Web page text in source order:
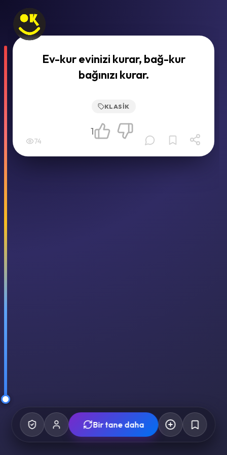
Ev-kur evinizi kurar, bağ-kur
bağınızı kurar.
KLASIK
74
1
Bir tane daha